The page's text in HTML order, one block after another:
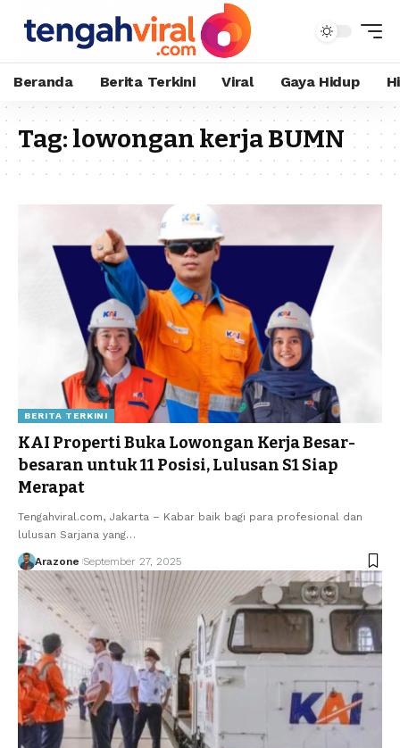
Beranda Berita Terkini Viral Gaya Hidup
Tag:lowongan kerja BUMN
BERITA TERKINI
KAI Properti Buka Lowongan Kerja Besar-
besaran untuk 11 Posisi, Lulusan S1 Siap
Merapat
Tengahviral.com, Jakarta – Kabar baik bagi para profesional dan
lulusan Sarjana yang…
Arazone September 27, 2025